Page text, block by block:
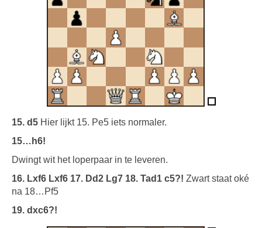
15. d5 Hier lijkt 15. Pe5 iets normaler.
15…h6!
Dwingt wit het loperpaar in te leveren.
16. Lxf6 Lxf6 17. Dd2 Lg7 18. Tad1 c5?! Zwart staat oké
na 18…Pf5
19. dxc6?!